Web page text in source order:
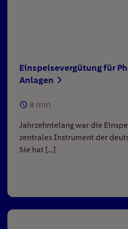
Einspeisevergütung für
Anlagen
8 min
Jahrzehntelang war die
zentrales Instrument der
Sie hat […]